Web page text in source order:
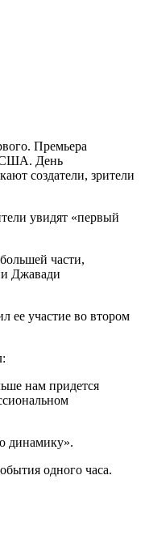
Премьера
США. День
создатели, зрители
увидят «первый
части,
Джавади
ее участие во втором
нам придется
динамику».
одного часа.